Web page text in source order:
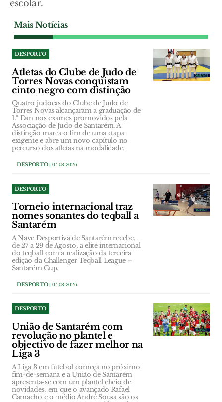
escolar.
Mais Notícias
DESPORTO
Atletas do Clube de Judo de
Torres Novas conquistam
cinto negro com distinção
Quatro judocas do Clube de Judo de
Torres Novas alcançaram a graduação de
1.º Dan nos exames promovidos pela
Associação de Judo de Santarém. A
distinção marca o fim de uma etapa
exigente e abre um novo capítulo no
percurso dos atletas na modalidade.
DESPORTO| 07-08-2026
DESPORTO
Torneio internacional traz
nomes sonantes do teqball a
Santarém
A Nave Desportiva de Santarém recebe,
de 27 a 29 de Agosto, a elite internacional
do teqball com a realização da terceira
edição da Challenger Teqball League –
Santarém Cup.
DESPORTO| 07-08-2026
DESPORTO
União de Santarém com
revolução no plantel e
objectivo de fazer melhor na
Liga 3
A Liga 3 em futebol começa no próximo
fim-de-semana e a União de Santarém
apresenta-se com um plantel cheio de
novidades, em que o avançado Rafael
Camacho e o médio André Sousa são os